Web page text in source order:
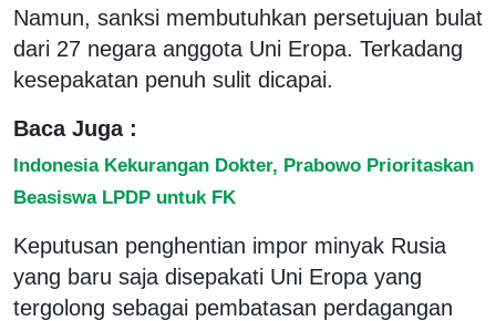
Namun, sanksi membutuhkan persetujuan bulat
dari 27 negara anggota Uni Eropa. Terkadang
kesepakatan penuh sulit dicapai.
Baca Juga :
Indonesia Kekurangan Dokter, Prabowo Prioritaskan
Beasiswa LPDP untuk FK
Keputusan penghentian impor minyak Rusia
yang baru saja disepakati Uni Eropa yang
tergolong sebagai pembatasan perdagangan